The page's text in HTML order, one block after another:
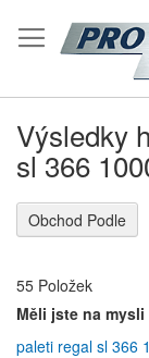
na
Obsah
Výsledky
sl 366
55 Položek
Měli jste na mysli
paleti regal sl 366
Obchod Podle